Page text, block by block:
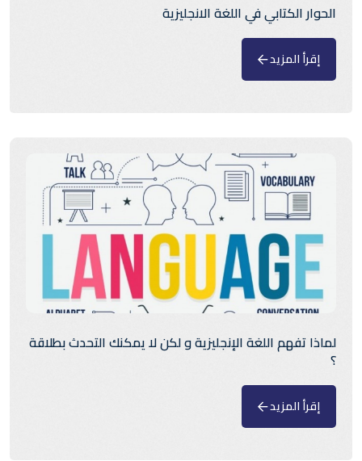
الحوار الكتابي في اللغة الانجليزية
إقرأ المزيد
لماذا تفهم اللغة الإنجليزية و لكن لا يمكنك التحدث بطلاقة
؟
إقرأ المزيد